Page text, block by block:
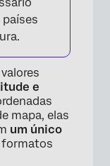
e
mapa, elas
um único
formatos